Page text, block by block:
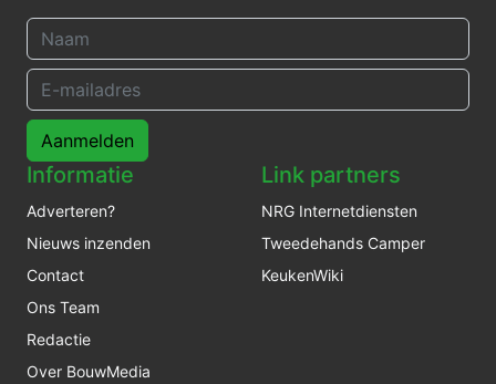
Aanmelden
Informatie
Adverteren?
Nieuws inzenden
Contact
Ons Team
Redactie
Over BouwMedia
Link partners
NRG Internetdiensten
Tweedehands Camper
KeukenWiki